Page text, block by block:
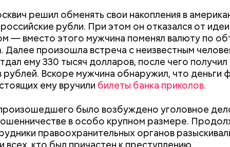
решил обменять свои накопления в
рубли. При этом он отказался от
— вместо этого мужчина поменял валюту по
Далее произошла встреча с неизвестным
ему 330 тысяч долларов, после чего получил
рублей. Вскоре мужчина обнаружил, что деньги
ему вручили билеты банка приколов.
было возбуждено уголовное
в особо крупном размере.
правоохранительных органов
В квартире потерпевших
видеонаблюдения. На записи попал 25-
Артем Миссюра, который тайно приходил в
и подсыпал им в еду химикаты. Также
младшая сестра.
отправились в село Чанко, где может